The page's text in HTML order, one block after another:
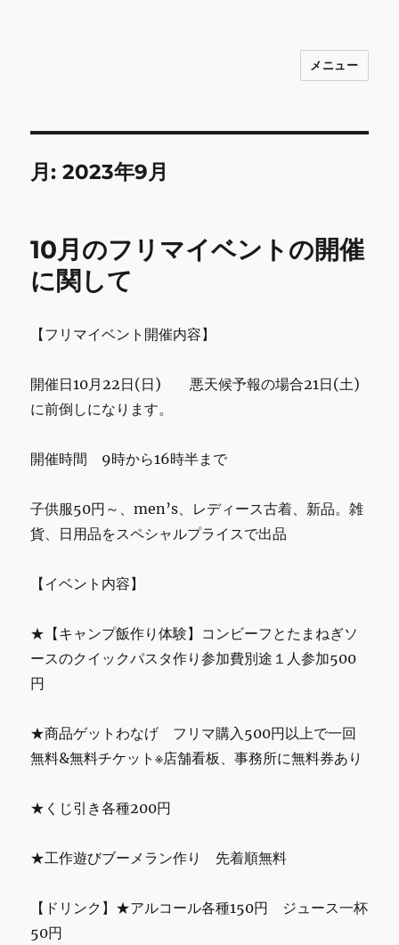
INNOCENCE ～日常に彩りを～ フ
物 etc販売 江戸川区瑞江
メニュー
月:2023年9月
10月のフリマイベントの開催
に関して
【フリマイベント開催内容】
開催日10月22日(日) 悪天候予報の場合21日(土)
に前倒しになります。
開催時間 9時から16時半まで
子供服50円～、men’s、レディース古着、新品。雑
貨、日用品をスペシャルプライスで出品
【イベント内容】
★【キャンプ飯作り体験】コンビーフとたまねぎソ
ースのクイックパスタ作り参加費別途１人参加500
円
★商品ゲットわなげ フリマ購入500円以上で一回
無料&無料チケット※店舗看板、事務所に無料券あり
★くじ引き各種200円
★工作遊びブーメラン作り 先着順無料
【ドリンク】★アルコール各種150円 ジュース一杯
50円